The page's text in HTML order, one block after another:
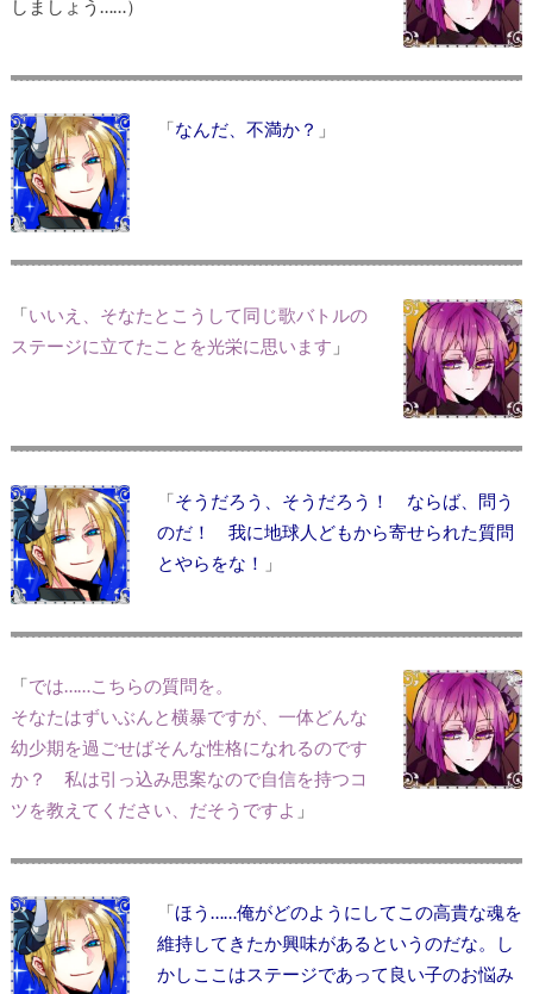
しましょう……）
「なんだ、不満か？ 」
「いいえ、そなたとこうして同じ歌バトルの
ステージに立てたことを光栄に思います 」
「そうだろう、そうだろう！ ならば、問う
のだ！ 我に地球人どもから寄せられた質問
とやらをな！
」
「では……こちらの質問を。
そなたはずいぶんと横暴ですが、一体どんな
幼少期を過ごせばそんな性格になれるのです
か？ 私は引っ込み思案なので自信を持つコ
ツを教えてください、だそうですよ 」
「ほう……俺がどのようにしてこの高貴な魂を
維持してきたか興味があるというのだな。し
かしここはステージであって良い子のお悩み